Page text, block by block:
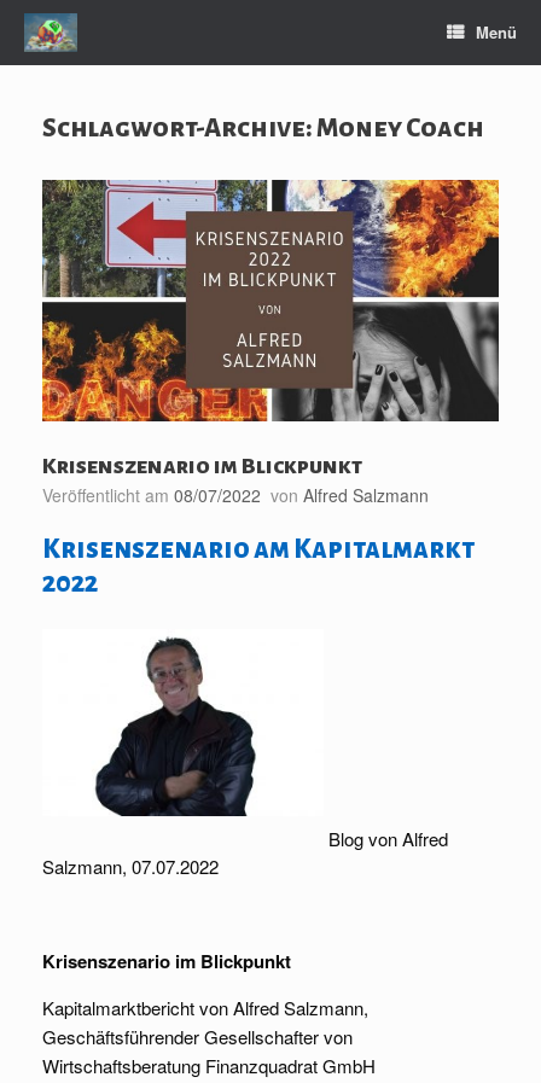
Zum
Inhalt
springen
Menü
Schlagwort-Archive:Money Coach
Krisenszenario im Blickpunkt
Veröffentlicht am 08/07/2022 von Alfred Salzmann
Krisenszenario am Kapitalmarkt
2022
Blog von Alfred
Salzmann, 07.07.2022
Krisenszenario im Blickpunkt
Kapitalmarktbericht von Alfred Salzmann,
Geschäftsführender Gesellschafter von
Wirtschaftsberatung Finanzquadrat GmbH